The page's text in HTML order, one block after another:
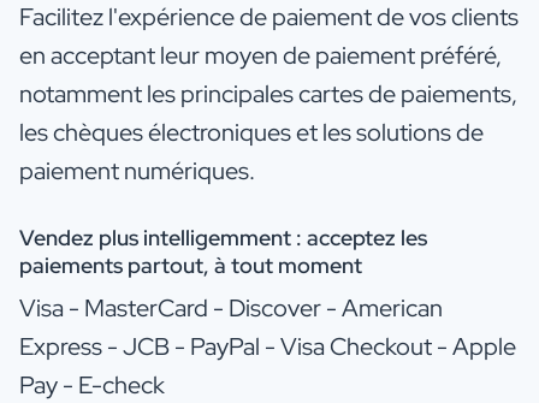
Facilitez l'expérience de paiement de vos clients
en acceptant leur moyen de paiement préféré,
notamment les principales cartes de paiements,
les chèques électroniques et les solutions de
paiement numériques.
Vendez plus intelligemment : acceptez les
paiements partout, à tout moment
Visa - MasterCard - Discover - American
Express - JCB - PayPal - Visa Checkout - Apple
Pay - E-check